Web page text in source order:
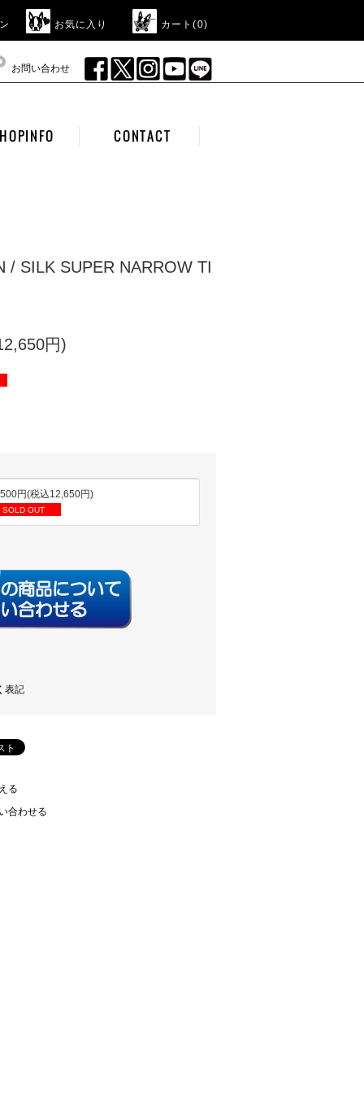
お気に入り カート(0)
お問い合わせ
CONTACT
/ SILK SUPER NARROW TI
円)
円(税込12,650円)
SOLD OUT
表記
る
合わせる